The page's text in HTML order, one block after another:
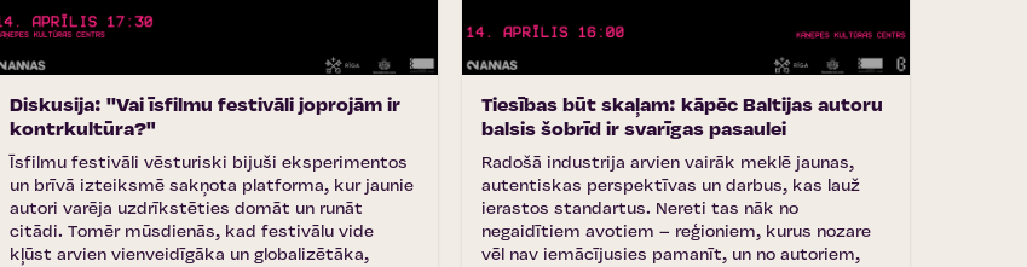
Diskusija: ''Vai īsfilmu festivāli joprojām ir
kontrkultūra?"
Īsfilmu festivāli vēsturiski bijuši eksperimentos
un brīvā izteiksmē sakņota platforma, kur jaunie
autori varēja uzdrīkstēties domāt un runāt
citādi. Tomēr mūsdienās, kad festivālu vide
kļūst arvien vienveidīgāka un globalizētāka,
Tiesības būt skaļam: kāpēc Baltijas autoru
balsis šobrīd ir svarīgas pasaulei
Radošā industrija arvien vairāk meklē jaunas,
autentiskas perspektīvas un darbus, kas lauž
ierastos standartus. Nereti tas nāk no
negaidītiem avotiem – reģioniem, kurus nozare
vēl nav iemācījusies pamanīt, un no autoriem,